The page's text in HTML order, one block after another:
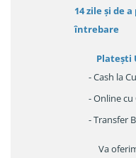
14 zileși de
întrebare
Platești
- Cash la
- Online
- Transfer
Va